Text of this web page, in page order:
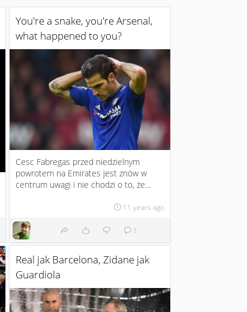
You're a snake, you're Arsenal,
what happened to you?
Cesc Fabregas przed niedzielnym
powrotem na Emirates jest znów w
centrum uwagi i nie chodzi o to, że...
11 years ago
1
Real jak Barcelona, Zidane jak
Guardiola